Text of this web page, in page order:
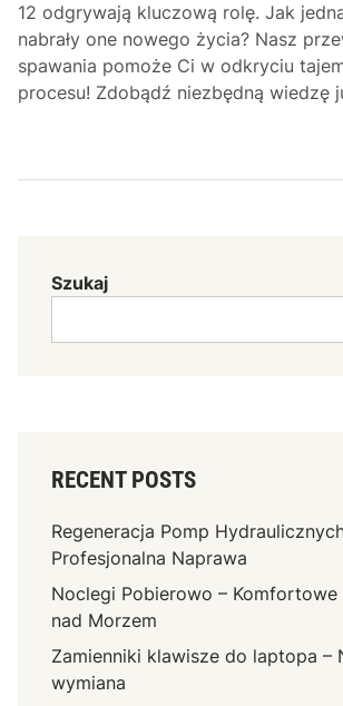
12 odgrywają kluczową rolę. Jak
nabrały one nowego życia? Nasz
spawania pomoże Ci w odkryciu
procesu! Zdobądź niezbędną wiedzę
Szukaj
RECENT POSTS
Regeneracja Pomp
Profesjonalna Naprawa
Noclegi Pobierowo –
nad Morzem
Zamienniki klawisze do laptopa –
wymiana